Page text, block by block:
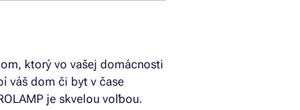
ktorý vo vašej domácnosti
váš dom či byt v čase
je skvelou voľbou.